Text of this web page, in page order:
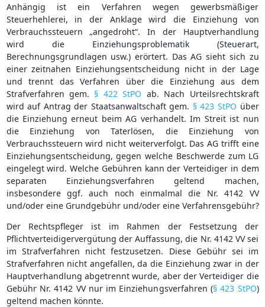
Anhängig ist ein Verfahren wegen gewerbsmäßiger
Steuerhehlerei, in der Anklage wird die Einziehung von
Verbrauchssteuern „angedroht“. In der Hauptverhandlung
wird die Einziehungsproblematik (Steuerart,
Berechnungsgrundlagen usw.) erörtert. Das AG sieht sich zu
einer zeitnahen Einziehungsentscheidung nicht in der Lage
und trennt das Verfahren über die Einziehung aus dem
Strafverfahren gem. § 422 StPO ab. Nach Urteilsrechtskraft
wird auf Antrag der Staatsanwaltschaft gem. § 423 StPO über
die Einziehung erneut beim AG verhandelt. Im Streit ist nun
die Einziehung von Taterlösen, die Einziehung von
Verbrauchssteuern wird nicht weiterverfolgt. Das AG trifft eine
Einziehungsentscheidung, gegen welche Beschwerde zum LG
eingelegt wird. Welche Gebühren kann der Verteidiger in dem
separaten Einziehungsverfahren geltend machen,
insbesondere ggf. auch noch einmalmal die Nr. 4142 VV
und/oder eine Grundgebühr und/oder eine Verfahrensgebühr?
Der Rechtspfleger ist im Rahmen der Festsetzung der
Pflichtverteidigervergütung der Auffassung, die Nr. 4142 VV sei
im Strafverfahren nicht festzusetzen. Diese Gebühr sei im
Strafverfahren nicht angefallen, da die Einziehung zwar in der
Hauptverhandlung abgetrennt wurde, aber der Verteidiger die
Gebühr Nr. 4142 VV nur im Einziehungsverfahren (§ 423 StPO)
geltend machen könnte.